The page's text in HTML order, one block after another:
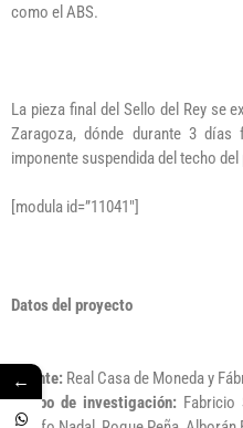
como el ABS.
La pieza final del Sello del Rey se
Zaragoza, dónde durante 3
imponente suspendida del techo
[modula id=”11041″]
Datos del proyecto
Cliente: Real Casa de Moneda y
Equipo de investigación:Fabricio
←